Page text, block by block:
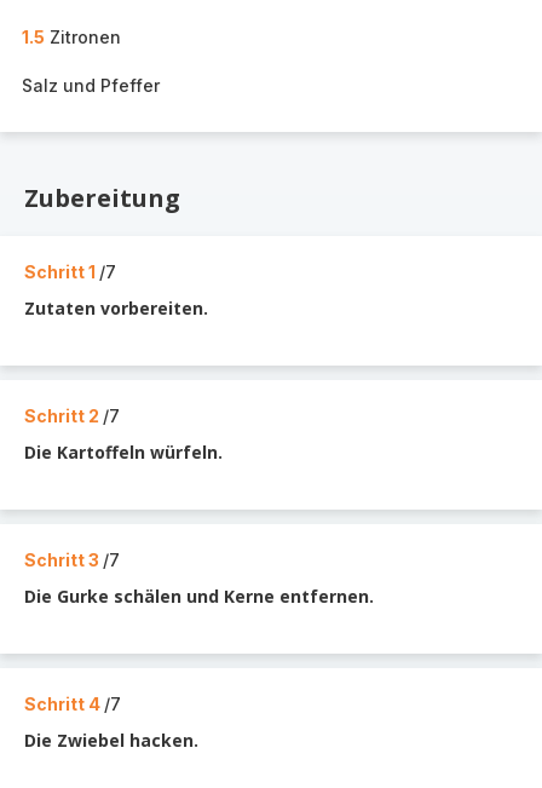
1.5 Zitronen
Salz und Pfeffer
Zubereitung
Schritt 1 /7
Zutaten vorbereiten.
Schritt 2 /7
Die Kartoffeln würfeln.
Schritt 3 /7
Die Gurke schälen und Kerne entfernen.
Schritt 4 /7
Die Zwiebel hacken.